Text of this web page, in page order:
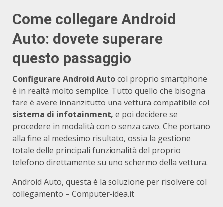
Come collegare Android
Auto: dovete superare
questo passaggio
Configurare Android Autocol proprio smartphone
è in realtà molto semplice. Tutto quello che bisogna
fare è avere innanzitutto una vettura compatibile col
sistema di infotainment, e poi decidere se
procedere in modalità con o senza cavo. Che portano
alla fine al medesimo risultato, ossia la gestione
totale delle principali funzionalità del proprio
telefono direttamente su uno schermo della vettura.
Android Auto, questa è la soluzione per risolvere col
collegamento – Computer-idea.it